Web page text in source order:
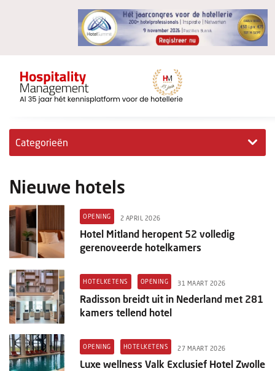
Categorieën
Hotelovernames
HM+
Jong & Ambitieus
Columns
Michelin
Nieuwe hotels
Personalia
Nieuwe hotels
OPENING 2 APRIL 2026
Hotel Mitland heropent 52 volledig
gerenoveerde hotelkamers
HOTELKETENS OPENING 31 MAART 2026
Radisson breidt uit in Nederland met 281
kamers tellend hotel
OPENING HOTELKETENS 27 MAART 2026
Luxe wellness Valk Exclusief Hotel Zwolle